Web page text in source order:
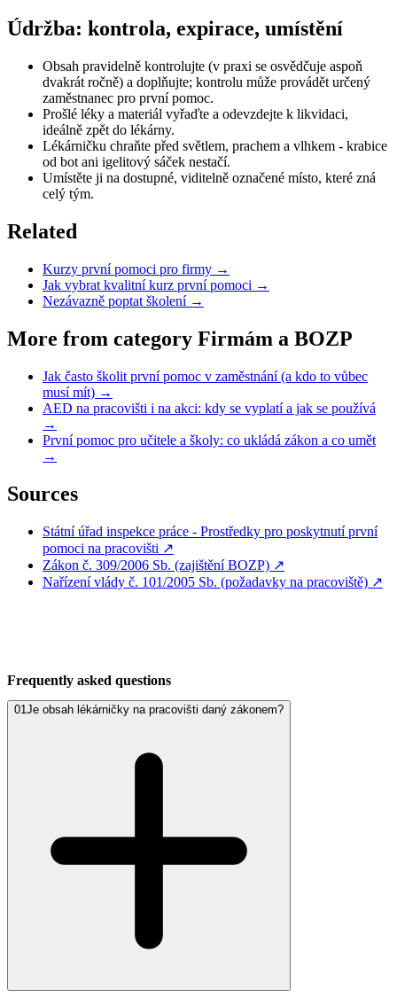
Údržba: kontrola, expirace, umístění
Obsah pravidelně kontrolujte (v praxi se osvědčuje aspoň
dvakrát ročně) a doplňujte; kontrolu může provádět určený
zaměstnanec pro první pomoc.
Prošlé léky a materiál vyřaďte a odevzdejte k likvidaci,
ideálně zpět do lékárny.
Lékárničku chraňte před světlem, prachem a vlhkem - krabice
od bot ani igelitový sáček nestačí.
Umístěte ji na dostupné, viditelně označené místo, které zná
celý tým.
Related
Kurzy první pomoci pro firmy →
Jak vybrat kvalitní kurz první pomoci →
Nezávazně poptat školení→
More from category Firmám a BOZP
Jak často školit první pomoc v zaměstnání (a kdo to vůbec
musí mít) →
AED na pracovišti i na akci: kdy se vyplatí a jak se používá
→
První pomoc pro učitele a školy: co ukládá zákon a co umět
→
Sources
Státní úřad inspekce práce - Prostředky pro poskytnutí první
pomoci na pracovišti ↗
Zákon č. 309/2006 Sb. (zajištění BOZP) ↗
Nařízení vlády č. 101/2005 Sb. (požadavky na pracoviště) ↗
Frequently asked questions
01Je obsah lékárničky na pracovišti daný zákonem?